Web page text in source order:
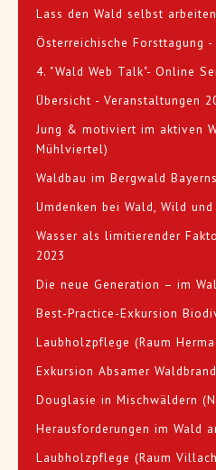
Lass den Wald selbst
Österreichische Forsttagung
4. "Wald Web Talk"- Online
Übersicht - Veranstaltungen
Jung & motiviert im aktiven
Mühlviertel)
Waldbau im Bergwald Bayerns
Umdenken bei Wald, Wild und
Wasser als limitierender
2023
Die neue Generation – im
Best-Practice-Exkursion
Laubholzpflege (Raum
Exkursion Absamer
Douglasie in Mischwäldern
Herausforderungen im Wald
Laubholzpflege (Raum